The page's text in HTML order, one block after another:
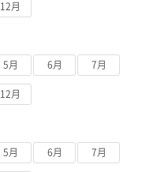
12月
5月 6月 7月
12月
5月 6月 7月